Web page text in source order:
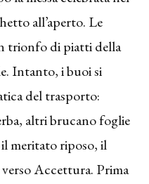
all’aperto. Le
trionfo di piatti della
Intanto, i buoi si
del trasporto:
altri brucano foglie
meritato riposo, il
Accettura. Prima